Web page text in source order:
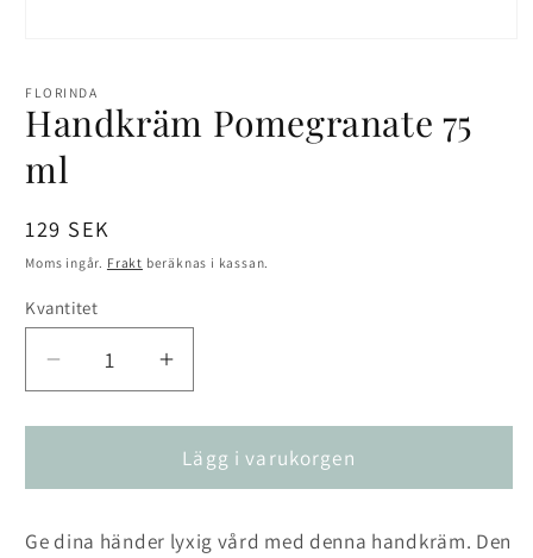
i
modalfönster
FLORINDA
Handkräm Pomegranate 75
ml
Ordinarie
pris
129 SEK
Moms ingår. Frakt beräknas i kassan.
Kvantitet
Kvantitet
Minska
kvantitet
för
Pomegranate
ml
Öka
kvantitet
för
Handkräm
Pomegranate
ml
Lägg i varukorgen
Ge dina händer lyxig vård med denna handkräm. Den